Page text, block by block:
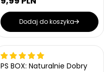
a
n
a
C
e
n
a
e
g
Dodaj do koszyka
PS BOX: Naturalnie Dobry